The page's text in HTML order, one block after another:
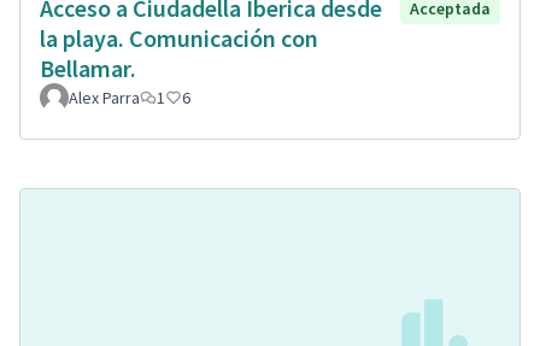
Acceso a Ciudadella Iberica desde
la playa. Comunicación con
Bellamar.
Acceptada
Alex Parra 1 6